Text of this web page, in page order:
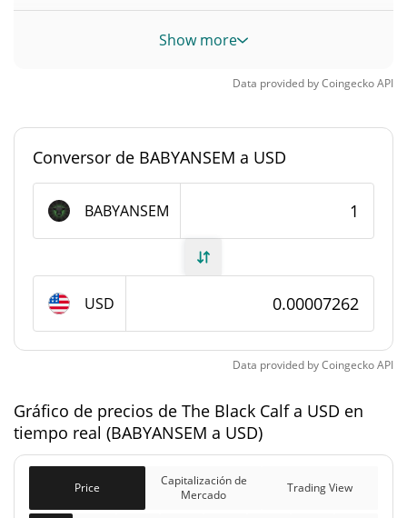
Volumen/capitalización de
Rango en el mercado
Suministro de The Black Calf
BABYANSEM
BABYANSEM
Capitalización de mercado de The Black Calf
Capitalización de
Mercado
$72.594
Show more
Data provided byCoingeckoAPI
Conversor de BABYANSEM a USD
BABYANSEM
USD
Data provided byCoingeckoAPI
Gráfico de precios de The Black Calf a USD en
tiempo real (BABYANSEM a USD)
Price
Capitalización de
Mercado
Trading View